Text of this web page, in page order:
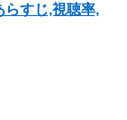
らすじ,視聴率,